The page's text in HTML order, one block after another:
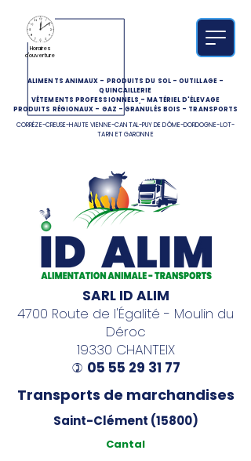
ALIMENTS ANIMAUX - PRODUITS DU SOL-OUTILLAGE-
QUINCAILLERIE
VÊTEMENTS PROFESSIONNELS -MATÉRIEL D'ÉLEVAGE
PRODUITS RÉGIONAUX - GAZ -GRANULÉS BOIS - TRANSPORTS
CORRÈZE-CREUSE-HAUTE VIENNE-CANTAL-PUY DE DÔME-DORDOGNE-LOT-
TARN ET GARONNE
Horaires
d'ouverture
SARL ID ALIM
4700 Route de l'Égalité - Moulin du
Déroc
19330 CHANTEIX
) 05 55 29 31 77
Transports de marchandises
Saint-Clément (15800)
Cantal